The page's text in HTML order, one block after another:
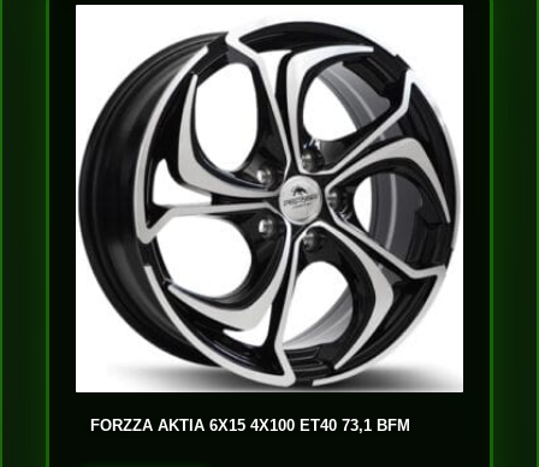
FORZZA AKTIA 6X15 4X100 ET40 73,1 BFM